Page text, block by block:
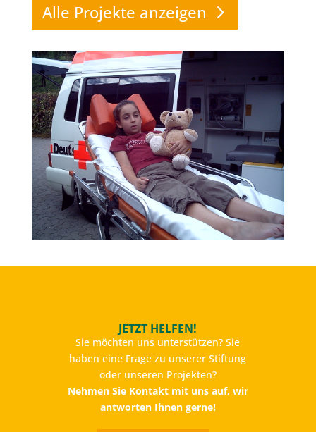
Alle Projekte anzeigen
JETZT HELFEN!
Sie möchten uns unterstützen? Sie
haben eine Frage zu unserer Stiftung
oder unseren Projekten?
Nehmen Sie Kontakt mit uns auf, wir
antworten Ihnen gerne!